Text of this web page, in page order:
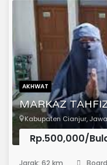
AKHWAT
MARKAZ
Kabupaten Cianjur,
Rp.500,000/